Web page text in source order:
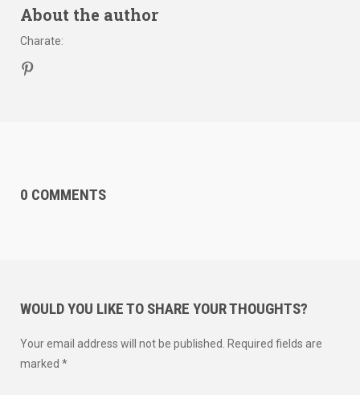
About the author
Charate:
0 COMMENTS
WOULD YOU LIKE TO SHARE YOUR THOUGHTS?
Your email address will not be published. Required fields are
marked *